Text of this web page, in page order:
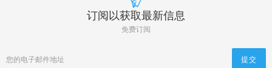
订阅以获取最新信息
免费订阅